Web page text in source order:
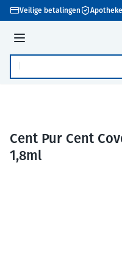
Ga naar de inhoud
Veilige betalingen
Menu
Product, merk, categorie...
Cent Pur Cent
1,8ml